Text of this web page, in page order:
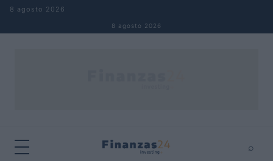
Saltar al contenido
8 agosto 2026
8 agosto 2026
⌕